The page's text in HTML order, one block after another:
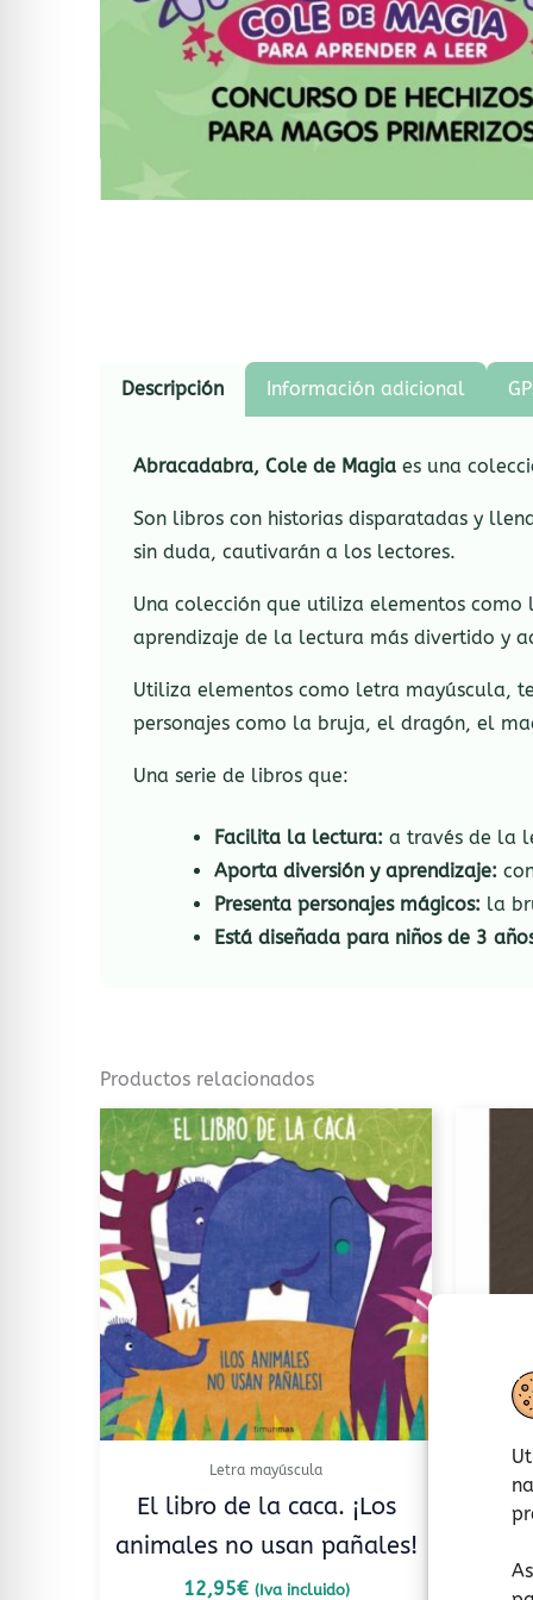
Descripción Información adicional
Abracadabra, Cole de Magia es una
Son libros con historias disparatadas y
sin duda, cautivarán a los lectores.
Una colección que utiliza elementos
aprendizaje de la lectura más divertido y
Utiliza elementos como letra mayúscula,
personajes como la bruja, el dragón, el
Una serie de libros que:
Facilita la lectura: a través de la
Aporta diversión y aprendizaje:
Presenta personajes mágicos: la
Está diseñada para niños de 3
Productos relacionados
Letra mayúscula
El libro de la caca. ¡Los
animales no usan pañales!
12,95€ (Iva incluido)